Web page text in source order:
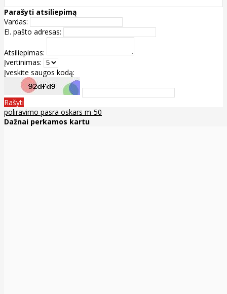
Parašyti atsiliepimą
Vardas:
El. pašto adresas:
Atsiliepimas:
Įvertinimas:
Įveskite saugos kodą:
Rašyti
poliravimo pasra oskars m-50
Dažnai perkamos kartu